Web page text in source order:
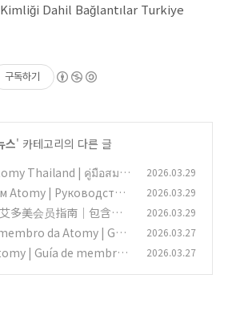
Dahil Bağlantılar Turkiye
구독하기
스' 카테고리의 다른 글
Thailand | คู่มือสมา
มรหัสผู้แนะนำ How to j
(0)
2026.03.29
Atomy | Руководство
| Ссылки, включая
Russia Kazakhstan K
2026.03.29
多美会员指南｜包含推
台湾 新加坡 香港 中国
Hong Kong Chi
2026.03.29
da Atomy | Guia
Brasil | Links, inc
2026.03.27
| Guía de membresí
2026.03.27